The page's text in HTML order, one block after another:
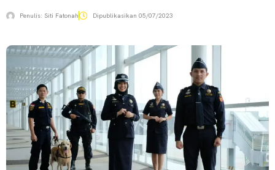
Penulis: Siti Fatonah Dipublikasikan 05/07/2023